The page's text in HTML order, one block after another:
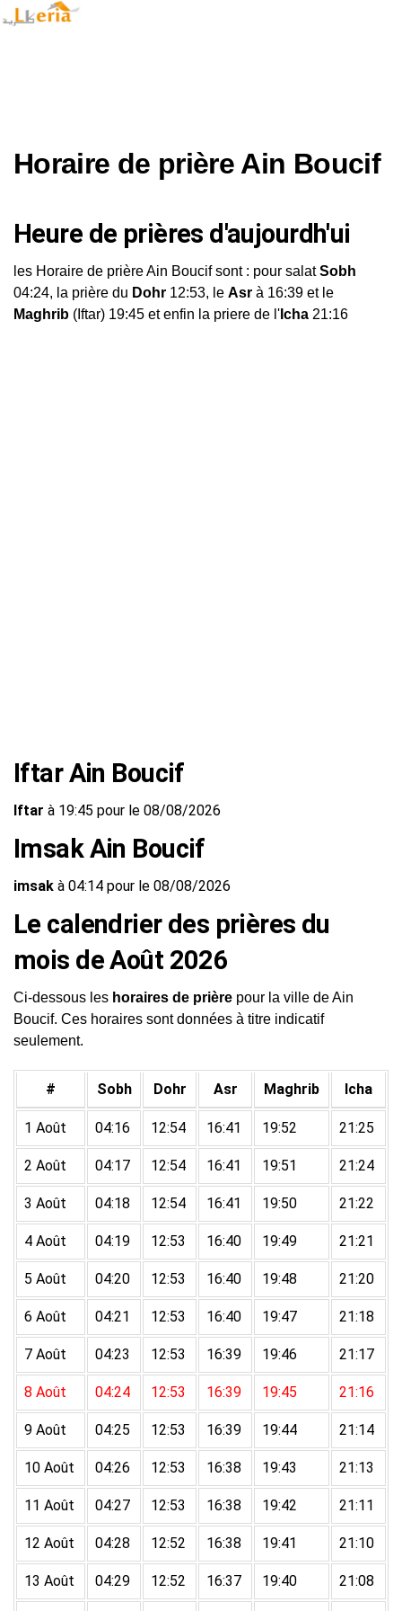
Horaire de prière Ain Boucif
Heure de prières d'aujourdh'ui
les Horaire de prière Ain Boucif sont : pour salatSobh
04:24, la prière du Dohr 12:53, le Asr à 16:39 et le
Maghrib (Iftar) 19:45 et enfin la priere de l' Icha 21:16
Iftar Ain Boucif
Iftar à 19:45 pour le 08/08/2026
Imsak Ain Boucif
imsak à 04:14 pour le 08/08/2026
Le calendrier des prières du
mois de Août 2026
Ci-dessous les horaires de prière pour la ville de Ain
Boucif. Ces horaires sont données à titre indicatif
seulement.
# Sobh Dohr Asr Maghrib Icha
1 Août 04:16 12:54 16:41 19:52 21:25
2 Août 04:17 12:54 16:41 19:51 21:24
3 Août 04:18 12:54 16:41 19:50 21:22
4 Août 04:19 12:53 16:40 19:49 21:21
5 Août 04:20 12:53 16:40 19:48 21:20
6 Août 04:21 12:53 16:40 19:47 21:18
7 Août 04:23 12:53 16:39 19:46 21:17
8 Août 04:24 12:53 16:39 19:45 21:16
9 Août 04:25 12:53 16:39 19:44 21:14
10 Août 04:26 12:53 16:38 19:43 21:13
11 Août 04:27 12:53 16:38 19:42 21:11
12 Août 04:28 12:52 16:38 19:41 21:10
13 Août 04:29 12:52 16:37 19:40 21:08